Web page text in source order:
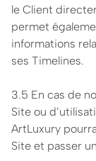
le Client
permet
informations
ses Timelines.
3.5 En cas de
Site ou
ArtLuxury
Site et passer